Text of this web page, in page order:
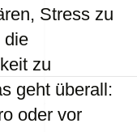
Stress zu
die
zu
geht überall:
oder vor